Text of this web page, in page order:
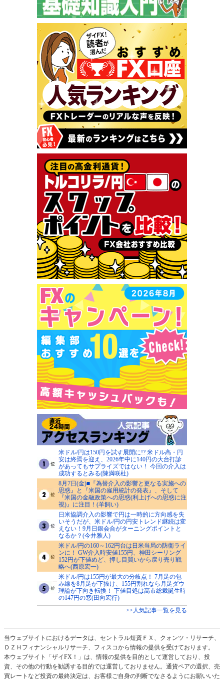
米ドル/円は150円を試す展開に!? 米ドル高・円
安は終焉を迎え、2026年中に140円の大台打診
があってもサプライズではない！ 今回の介入は
成功するとみる(陳満咲杜)
8月7日(金)■『為替介入の影響と更なる実施への
思惑』と『米国の雇用統計の発表』、そして
『米国の金融政策への思惑(利上げへの思惑に注
視)』に注目！(羊飼い)
日米協調介入の影響で円は一時的に方向感を失
いそうだが、米ドル/円の円安トレンド継続は変
えない！9月日銀会合がターニングポイントと
なるか？(今井雅人)
米ドル/円の160～162円台は日米当局の防衛ライ
ンに！ GW介入時安値155円、神田シーリング
152円が下値めど、押し目買いから戻り売り戦
略へ(西原宏一)
米ドル/円は155円が最大の分岐点！ 7月足の包
み線を8月足が下抜け、155円割れなら月足ダウ
理論が下向き転換！ 下値目処は高市総裁誕生時
の147円の窓(田向宏行)
>>人気記事一覧を見る
当ウェブサイトにおけるデータは、セントラル短資ＦＸ、クォンツ・リサーチ、
ＤＺＨフィナンシャルリサーチ、フィスコから情報の提供を受けております。
本ウェブサイト「ザイFX！」は、情報の提供を目的として運営しており、投
資、その他の行動を勧誘する目的では運営しておりません。通貨ペアの選択、売
買レートなど投資の最終決定は、お客様ご自身の判断でなさるようにお願いいた